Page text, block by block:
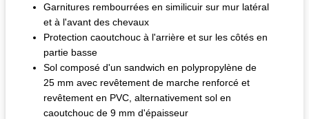
Garnitures rembourrées en similicuir sur mur latéral
et à l'avant des chevaux
Protection caoutchouc à l'arrière et sur les côtés en
partie basse
Sol composé d'un sandwich en polypropylène de
25 mm avec revêtement de marche renforcé et
revêtement en PVC, alternativement sol en
caoutchouc de 9 mm d'épaisseur